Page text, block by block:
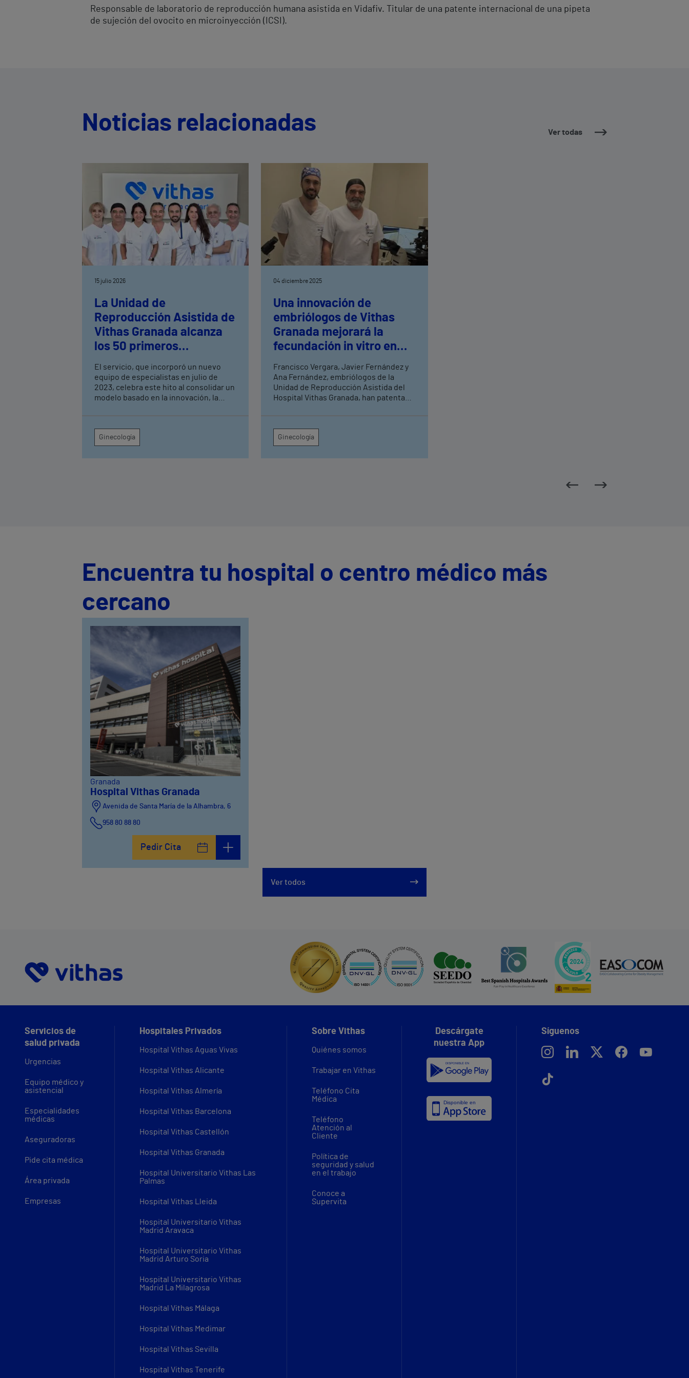
Responsable de laboratorio de reproducción humana asistida en Vidafiv. Titular de una patente internacional de una pipeta
de sujeción del ovocito en microinyección (ICSI).
Noticias relacionadas Ver todas
15 julio 2026
La Unidad de
Reproducción Asistida de
Vithas Granada alcanza
los 50 primeros
nacimientos desde la
renovación de su equipo
médico
El servicio, que incorporó un nuevo
equipo de especialistas en julio de
2023, celebra este hito al consolidar un
modelo basado en la innovación, la
Ginecología
04 diciembre 2025
Una innovación de
embriólogos de Vithas
Granada mejorará la
fecundación in vitro en
todo el mundo
Francisco Vergara, Javier Fernández y
Ana Fernández, embriólogos de la
Unidad de Reproducción Asistida del
Hospital Vithas Granada, han patentado
resultado de los procesos de
fecundación, ya que daña menos el
fabricarse a gran escala en Australia en
Ginecología
Encuentra tu hospital o centro médico más
cercano
Granada
Hospital Vithas Granada
Avenida de Santa María de la Alhambra, 6
958 80 88 80
Pedir Cita
Ver todos
Servicios de
salud privada
Urgencias
Equipo médico y
asistencial
Especialidades
médicas
Aseguradoras
Pide cita médica
Área privada
Empresas
Hospitales Privados
Hospital Vithas Aguas Vivas
Hospital Vithas Alicante
Hospital Vithas Almería
Hospital Vithas Barcelona
Hospital Vithas Castellón
Hospital Vithas Granada
Hospital Universitario Vithas Las
Palmas
Hospital Vithas Lleida
Hospital Universitario Vithas
Madrid Aravaca
Hospital Universitario Vithas
Madrid Arturo Soria
Hospital Universitario Vithas
Madrid La Milagrosa
Hospital Vithas Málaga
Hospital Vithas Medimar
Hospital Vithas Sevilla
Hospital Vithas Tenerife
Sobre Vithas
Quiénes somos
Trabajar en Vithas
Teléfono Cita
Médica
Teléfono
Atención al
Cliente
Política de
seguridad y salud
en el trabajo
Conoce a
Supervita
Descárgate
nuestra App
Síguenos